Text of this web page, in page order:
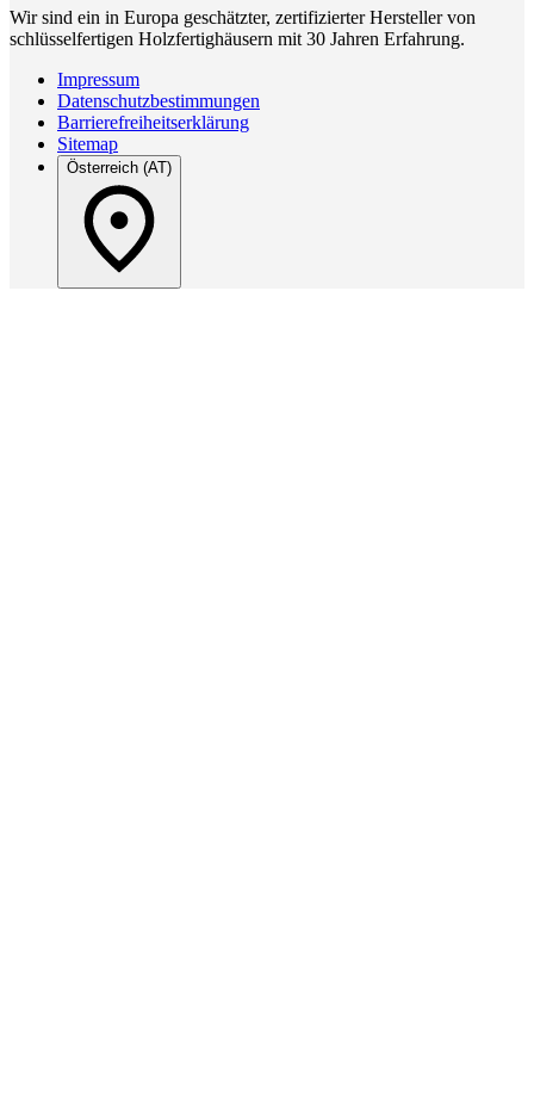
Wir sind ein in Europa geschätzter, zertifizierter Hersteller von
schlüsselfertigen Holzfertighäusern mit 30 Jahren Erfahrung.
Impressum
Datenschutzbestimmungen
Barrierefreiheitserklärung
Sitemap
Österreich (AT)